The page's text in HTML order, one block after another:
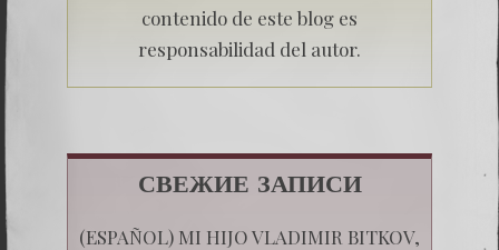
contenido de este blog es
responsabilidad del autor.
СВЕЖИЕ ЗАПИСИ
(ESPAÑOL) MI HIJO VLADIMIR BITKOV,